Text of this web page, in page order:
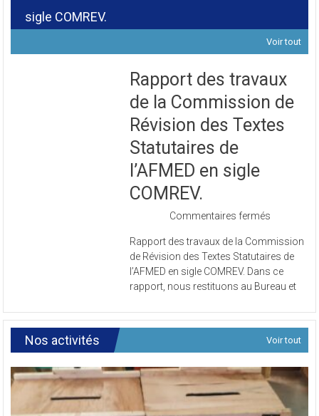
sigle COMREV.
Voir tout
Rapport des travaux
de la Commission de
Révision des Textes
Statutaires de
l’AFMED en sigle
COMREV.
Commentaires fermés
des
travaux
de
la
de
Révision
Textes
Statutaires
de
l’AFMED
Rapport des travaux de la Commission
de Révision des Textes Statutaires de
l’AFMED en sigle COMREV. Dans ce
rapport, nous restituons au Bureau et
Nos activités Voir tout